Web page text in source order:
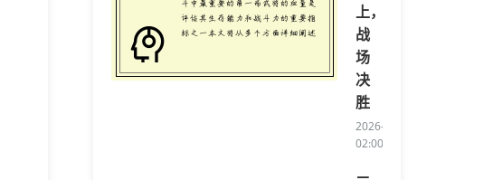
上，
战
场
决
胜
2026-04-17
02:00:13/li>